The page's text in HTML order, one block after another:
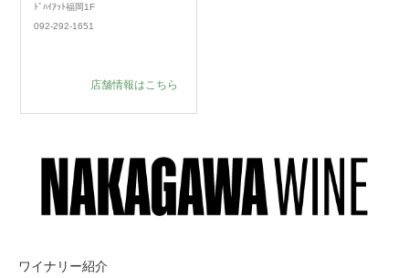
ﾄﾞﾊｲｱｯﾄ福岡1F
092-292-1651
店舗情報はこちら
ワイナリー紹介